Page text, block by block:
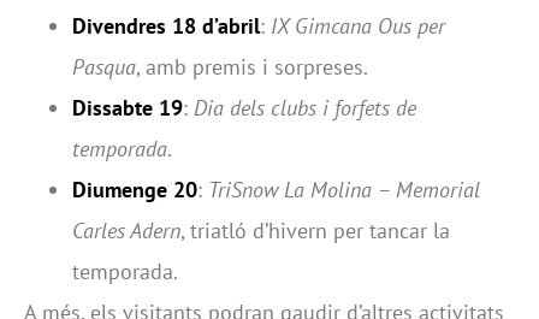
Divendres 18 d’abril: IX Gimcana Ous per
Pasqua, amb premis i sorpreses.
Dissabte 19: Dia dels clubs i forfets de
temporada.
Diumenge 20: TriSnow La Molina – Memorial
Carles Adern, triatló d’hivern per tancar la
temporada.
A més, els visitants podran gaudir d’altres activitats